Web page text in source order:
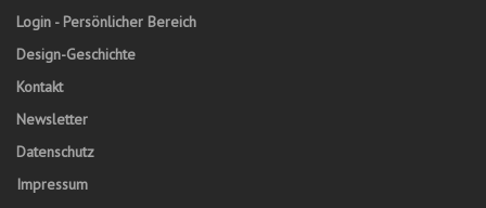
Login - Persönlicher Bereich
Design-Geschichte
Kontakt
Newsletter
Datenschutz
Impressum